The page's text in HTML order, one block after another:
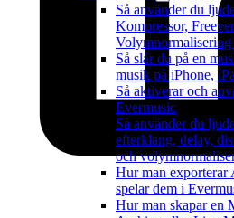
Så använder du
Kompressor,
Volymnormalisering
Så slår du på en
musik på iPhone,
Så aktiverar och
Evermusic
Så använder du
efterklang, delay,
och
Hur man exporterar
spelar dem i
Hur man skapar en